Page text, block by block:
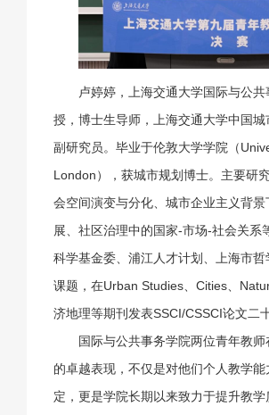
卢婷婷，上海交通大学国际与公
授，博士生导师，上海交通大学中国城
副研究员。毕业于伦敦大学学院（
London），获城市规划博士。主要研
会空间演变与分化、城市企业主义背景
展、社区治理中的国家-市场-社会关系
科学基金委、浦江人才计划、上海市
课题，在Urban Studies、Cities、
济地理等期刊发表SSCI/CSSCI论文二
国际与公共事务学院两位青年教师
的卓越表现，不仅是对他们个人教学
定，更是学院长期以来致力于提升教